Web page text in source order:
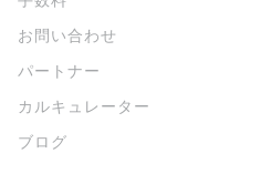
お問い合わせ
パートナー
カルキュレーター
ブログ